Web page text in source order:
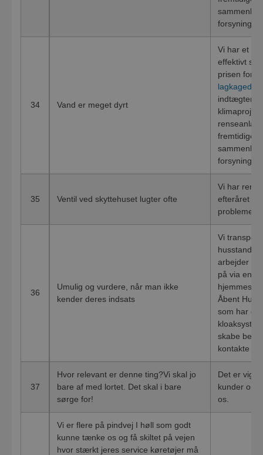
34 Vand er meget dyrt
Vi har et
effektivt
prisen for
indtægter
renseanlæg
fremtidige
35 Ventil ved skyttehuset lugter ofte
Vi har
efteråret
problemet
36
Umulig og vurdere, når man ikke
kender deres indsats
Vi
husstande
arbejder
på via en
Åbent Hus.
som har en
skabe
kontakte
37
Hvor relevant er denne ting?Vi skal jo
bare af med lortet. Det skal i bare
sørge for!
Det er
kunder
os.
Vi er flere på pindvej I høll som godt
kunne tænke os og få skiltet på vejen
hvor stærkt jeres service køretøjer må